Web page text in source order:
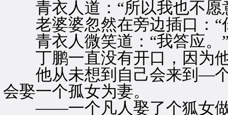
青衣人道：“所以我也不愿
老婆婆忽然在旁边插口：“
青衣人微笑道：“我答应。
丁鹏一直没有开口，因为
他从未想到自己会来到—个
会娶一个孤女为妻。
——一个凡人娶了个狐女做